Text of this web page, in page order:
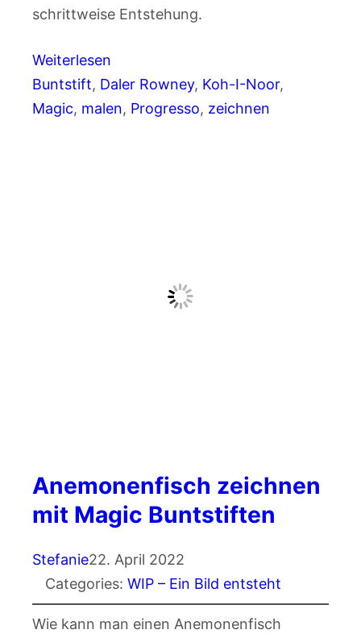
schrittweise Entstehung.
Weiterlesen
Buntstift, Daler Rowney, Koh-I-Noor
Magic, malen, Progresso, zeichnen
Anemonenfisch zeichnen
mit Magic Buntstiften
Stefanie22. April 2022
Categories: WIP – Ein Bild entsteht
Wie kann man einen Anemonenfisch